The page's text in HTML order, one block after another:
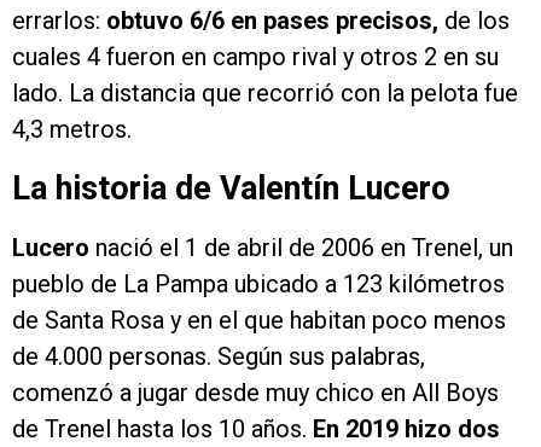
errarlos: obtuvo 6/6 en pases precisos, de los
cuales 4 fueron en campo rival y otros 2 en su
lado. La distancia que recorrió con la pelota fue
4,3 metros.
La historia de Valentín Lucero
Lucero nació el 1 de abril de 2006 en Trenel, un
pueblo de La Pampa ubicado a 123 kilómetros
de Santa Rosa y en el que habitan poco menos
de 4.000 personas. Según sus palabras,
comenzó a jugar desde muy chico en All Boys
de Trenel hasta los 10 años. En 2019 hizo dos